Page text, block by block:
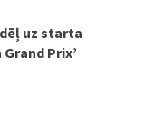
uz starta
Prix’